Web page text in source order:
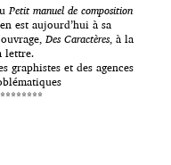
Petit manuel de composition
est aujourd’hui à sa
Des Caractères, à la
lettre.
graphistes et des agences